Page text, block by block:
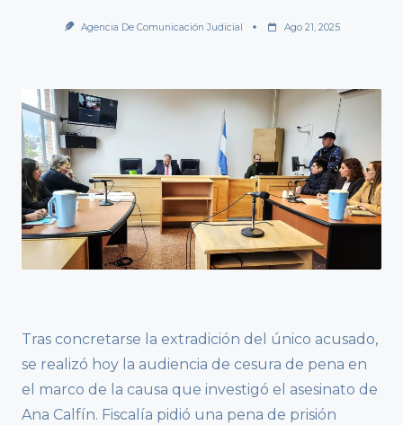
Agencia De Comunicación Judicial Ago 21, 2025
Tras concretarse la extradición del único acusado,
se realizó hoy la audiencia de cesura de pena en
el marco de la causa que investigó el asesinato de
Ana Calfín. Fiscalía pidió una pena de prisión